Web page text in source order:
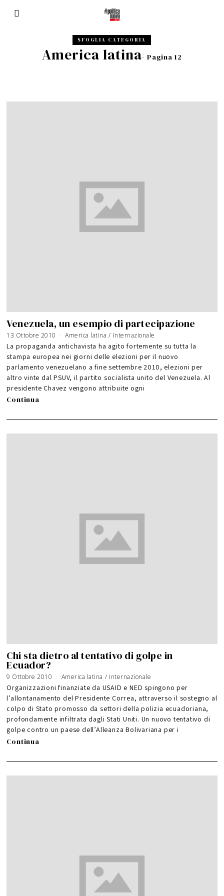
SFOGLIA CATEGORIA
America latina- Pagina 12
Venezuela, un esempio di partecipazione
13 Ottobre 2010
u
n
2
0
1
6
America latina / Internazionale
La propaganda antichavista ha agito fortemente su tutta la
stampa europea nei giorni delle elezioni per il nuovo
parlamento venezuelano a fine settembre 2010, elezioni per
altro vinte dal PSUV, il partito socialista unito del Venezuela. Al
presidente Chavez vengono attribuite ogni
Continua
Chi sta dietro al tentativo di golpe in
Ecuador?
9 Ottobre 2010
O
t
o
r
e
2
0
0
America latina / Internazionale
Organizzazioni finanziate da USAID e NED spingono per
l’allontanamento del Presidente Correa, attraverso il sostegno al
colpo di Stato promosso da settori della polizia ecuadoriana,
profondamente infiltrata dagli Stati Uniti. Un nuovo tentativo di
golpe contro un paese dell’Alleanza Bolivariana per i
Continua